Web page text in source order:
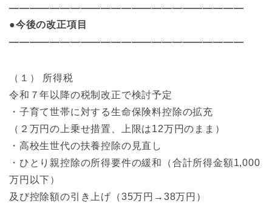
———————————————————————
●今後の改正項目
———————————————————————
（１） 所得税
令和７年以降の税制改正で検討予定
・子育て世帯に対する生命保険料控除の拡充
（２万円の上乗せ措置、上限は12万円のまま）
・高校生世代の扶養控除の見直し
・ひとり親控除の所得要件の緩和（合計所得金額1,000
万円以下）
及び控除額の引き上げ（35万円→38万円）